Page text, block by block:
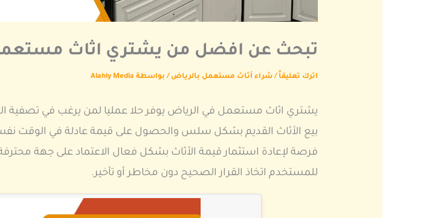
تبحث عن افضل من يشتري اثاث مستعمل
اترك تعليقاً /شراء أثاث مستعمل بالرياض / بواسطة Alahly Media
يشتري اثاث مستعمل في الرياض يوفر حلا عمليا لمن يرغب في تصفية
بيع الأثاث القديم بشكل سلس والحصول على قيمة عادلة في الوقت
فرصة لإعادة استثمار قيمة الأثاث بشكل فعال الاعتماد على جهة
للمستخدم اتخاذ القرار الصحيح دون مخاطر أو تأخير.